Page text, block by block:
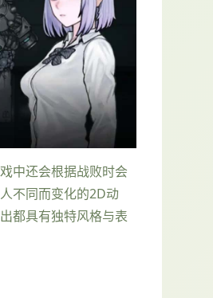
中还会根据战败时会
不同而变化的2D动
都具有独特风格与表